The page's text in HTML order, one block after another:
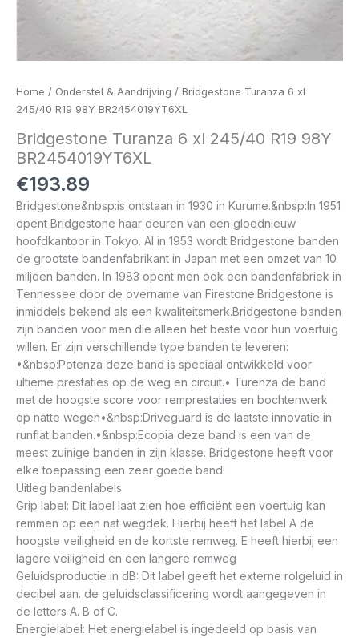
Home / Onderstel & Aandrijving / Bridgestone Turanza 6 xl
245/40 R19 98Y BR2454019YT6XL
Bridgestone Turanza 6 xl 245/40 R19 98Y
BR2454019YT6XL
€193.89
Bridgestone&nbsp:is ontstaan in 1930 in Kurume.&nbsp:In 1951
opent Bridgestone haar deuren van een gloednieuw
hoofdkantoor in Tokyo. Al in 1953 wordt Bridgestone banden
de grootste bandenfabrikant in Japan met een omzet van 10
miljoen banden. In 1983 opent men ook een bandenfabriek in
Tennessee door de overname van Firestone.Bridgestone is
inmiddels bekend als een kwaliteitsmerk.Bridgestone banden
zijn banden voor men die alleen het beste voor hun voertuig
willen. Er zijn verschillende type banden te leveren:
•&nbsp:Potenza deze band is speciaal ontwikkeld voor
ultieme prestaties op de weg en circuit.• Turenza de band
met de hoogste score voor remprestaties en bochtenwerk
op natte wegen•&nbsp:Driveguard is de laatste innovatie in
runflat banden.•&nbsp:Ecopia deze band is een van de
meest zuinige banden in zijn klasse. Bridgestone heeft voor
elke toepassing een zeer goede band!
Uitleg bandenlabels
Grip label: Dit label laat zien hoe efficiënt een voertuig kan
remmen op een nat wegdek. Hierbij heeft het label A de
hoogste veiligheid en de kortste remweg. E heeft hierbij een
lagere veiligheid en een langere remweg
Geluidsproductie in dB: Dit label geeft het externe rolgeluid in
decibel aan. de geluidsclassificering wordt aangegeven in
de letters A. B of C.
Energielabel: Het energielabel is ingedeeld op basis van